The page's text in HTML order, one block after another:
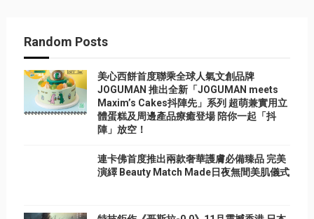
Random Posts
美心西餅首度聯乘全球人氣文創品牌
JOGUMAN 推出全新「JOGUMAN meets
Maxim’s Cakes抖陣先」系列 超萌兼實用立
體蛋糕及周邊產品療癒登場 陪你一起「抖
陣」放空！
連卡佛首度推出兩款奢華護膚必備臻品 完美
演繹 Beauty Match Made日夜無間美肌儀式